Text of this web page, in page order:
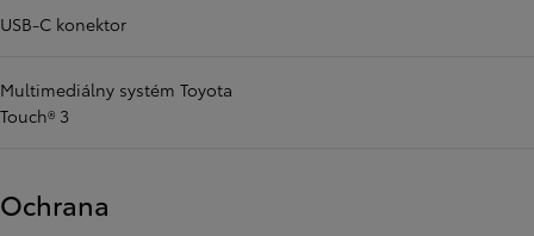
USB-C konektor
Multimediálny systém Toyota
Touch® 3
Ochrana